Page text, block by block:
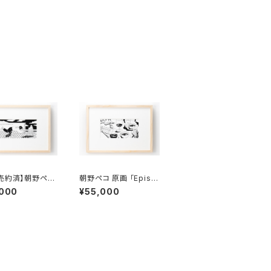
約済】朝野ペコ
4」額
筆サイン入り
朝野ペコ 原画 「Episo
de 5」額付き、直筆サイ
ン入り
¥55,000